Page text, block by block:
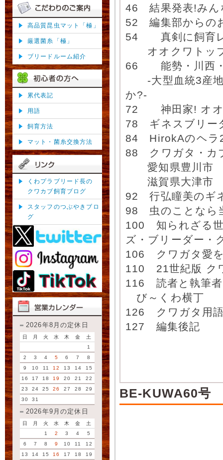
高品質昆虫マット「極」
厳選菌糸「極」
ブリードルーム紹介
累代表記
用語
飼育方法
マット・菌糸交換方法
くわプラブリード長の
クワカブ飼育ブログ
スタッフのつぶやきブロ
グ
2026年8月の定休日
日 月 火 水 木 金
土
1
2
3 4 5 6 7
8
9
10 11 12 13 14
15
16
17 18 19 20 21
22
23
24 25 26 27 28
29
30
31
2026年9月の定休日
日 月 火 水 木 金
土
1
2 3 4
5
6
7 8 9 10 11
12
13
14 15 16 17 18
19
46 結果発表!みん
52 編集部からの
54 真剣に飼育
オオクワトップ
66 能勢・川西・
-大型血統3産地
か?-
72 神田家! オオ
78 ギネスブリー
84 HirokAのヘラ
88 クワガタ・カ
愛知県豊川市
滋賀県大津市
92 行弘瞳美のギ
98 虫のことなら
100 知られざる
ズ・ブリーダー
106 クワガタ愛
110 21世紀版 ク
116 読者と執筆者
び～くわ横丁
126 クワガタ用
127 編集後記
BE-KUWA60号